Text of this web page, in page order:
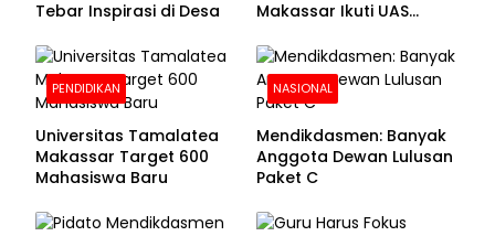
Tebar Inspirasi di Desa
Makassar Ikuti UAS
PENDIDIKAN
Universitas Tamalatea
Makassar Target 600
Mahasiswa Baru
NASIONAL
Mendikdasmen: Banyak
Anggota Dewan Lulusan
Paket C